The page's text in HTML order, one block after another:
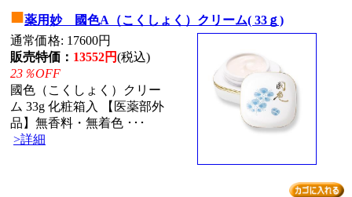
■薬用妙 國色A（こくしょく）クリーム( 33ｇ)
通常価格: 17600円
販売特価： 13552円(税込)
23％OFF
國色（こくしょく）クリー
ム 33g 化粧箱入 【医薬部外
品】無香料・無着色 ･･･
>詳細